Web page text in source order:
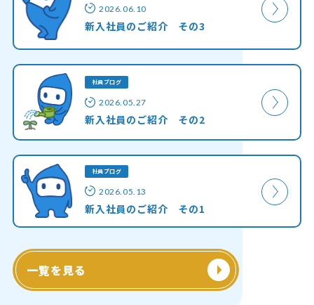
2026.06.10
新入社員のご紹介 その3
社員ブログ
2026.05.27
新入社員のご紹介 その2
社員ブログ
2026.05.13
新入社員のご紹介 その1
一覧を見る